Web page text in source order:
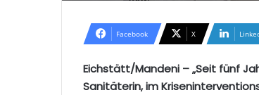
Facebook X
Eichstätt/Mandeni – „Seit fünf
Sanitäterin, im